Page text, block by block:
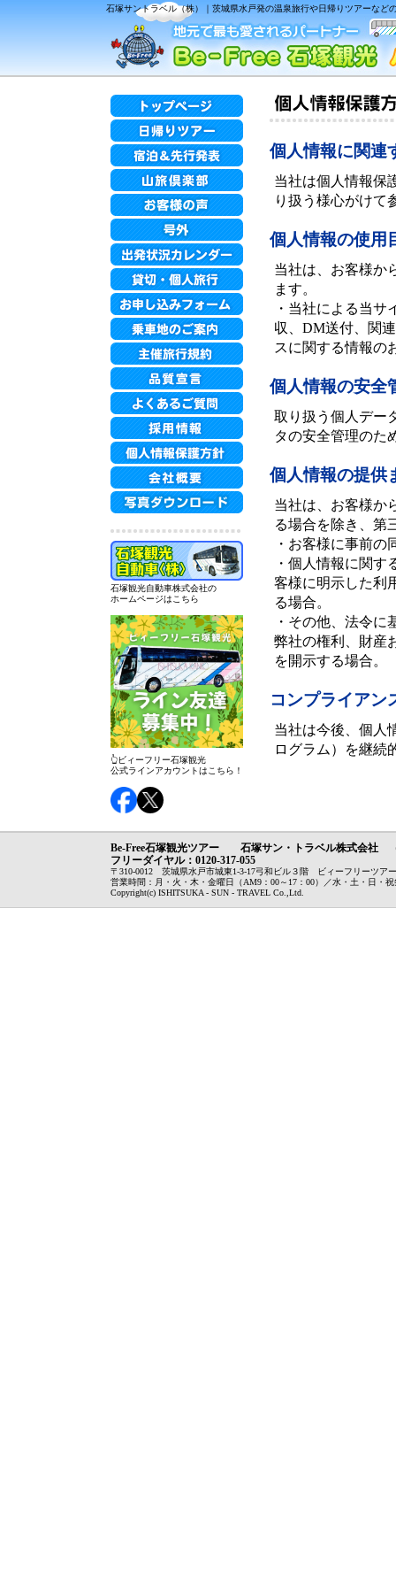
石塚サントラベル（株）｜茨城県水戸発の温泉旅行や日帰りツアーなど
石塚観光自動車株式会社の
ホームページはこちら
👆ビィーフリー石塚観光
公式ラインアカウントはこちら！
個人情報に関連
当社は個人情報保
り扱う様心がけて
個人情報の使用
当社は、お客様か
ます。
・当社による当
収、DM送付、関
スに関する情報の
個人情報の安全
取り扱う個人デー
タの安全管理のた
個人情報の提供
当社は、お客様か
る場合を除き、第
・お客様に事前の
・個人情報に関
客様に明示した利
る場合。
・その他、法令
弊社の権利、財産
を開示する場合。
コンプライアン
当社は今後、個人
ログラム）を継続
Be-Free石塚観光ツアー 石塚サン・トラベル株式会社 （
フリーダイヤル：0120-317-055
〒310-0012 茨城県水戸市城東1-3-17弓和ビル３階 ビィーフリーツアー
営業時間：月・火・木・金曜日（AM9：00～17：00）／水・土・日・
Copyright(c) ISHITSUKA - SUN - TRAVEL Co.,Ltd.